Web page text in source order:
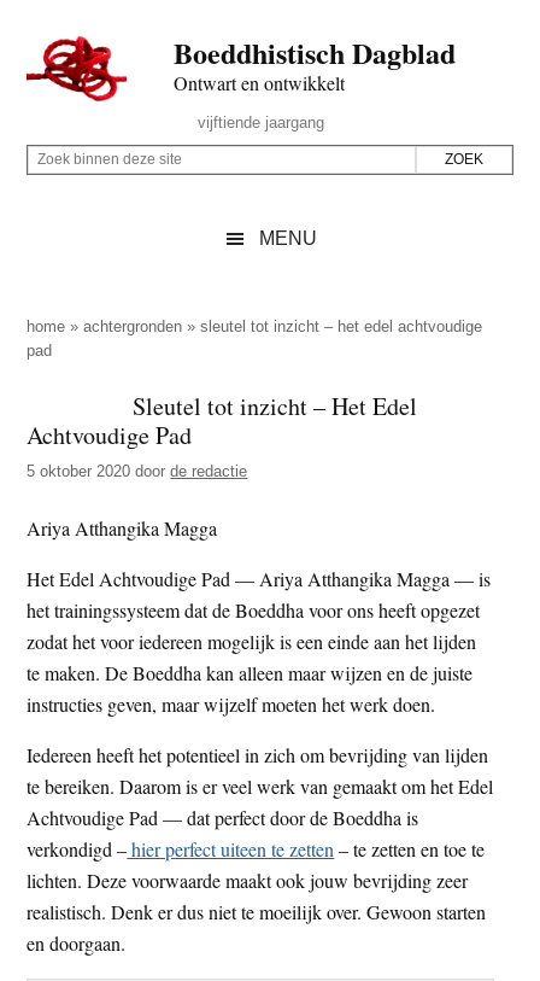
naar
de
inhoud
secondary
naar
de
sidebar
naar
de
Boeddhistisch Dagblad
Ontwart en ontwikkelt
Rechts
vijftiende jaargang
Z
p
d
z
e
i
t
e
Z
i
n
n
d
z
e
s
e
MENU
home »achtergronden »sleutel tot inzicht – het edel achtvoudige
pad
Sleutel tot inzicht – Het Edel
Achtvoudige Pad
5 oktober 2020 doorde redactie
Ariya Atthangika Magga
Het Edel Achtvoudige Pad — Ariya Atthangika Magga — is
het trainingssysteem dat de Boeddha voor ons heeft opgezet
zodat het voor iedereen mogelijk is een einde aan het lijden
te maken. De Boeddha kan alleen maar wijzen en de juiste
instructies geven, maar wijzelf moeten het werk doen.
Iedereen heeft het potentieel in zich om bevrijding van lijden
te bereiken. Daarom is er veel werk van gemaakt om het Edel
Achtvoudige Pad — dat perfect door de Boeddha is
verkondigd –hier perfect uiteen te zetten – te zetten en toe te
lichten. Deze voorwaarde maakt ook jouw bevrijding zeer
realistisch. Denk er dus niet te moeilijk over. Gewoon starten
en doorgaan.